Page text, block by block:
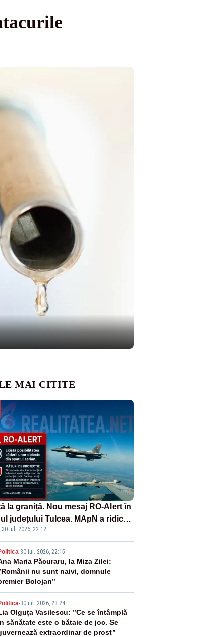
MAI CITITE
la graniță. Nou mesaj RO-Alert în
județului Tulcea. MApN a ridicat
sol două avioane F-16
·30 iul. 2026, 22:12
-30 iul. 2026, 22:15
Maria Păcuraru, la Miza Zilei:
nu sunt naivi, domnule
Bolojan”
-30 iul. 2026, 23:24
Olguța Vasilescu: ”Ce se întâmplă
sănătate este o bătaie de joc. Se
extraordinar de prost”